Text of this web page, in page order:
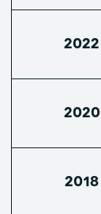
2022
2020
2018